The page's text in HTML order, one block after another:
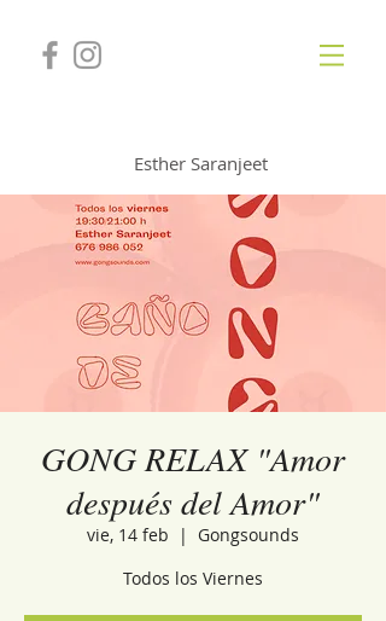
Esther Saranjeet
GONG RELAX "Amor
después del Amor"
vie, 14 feb
  |
Gongsounds
Todos los Viernes